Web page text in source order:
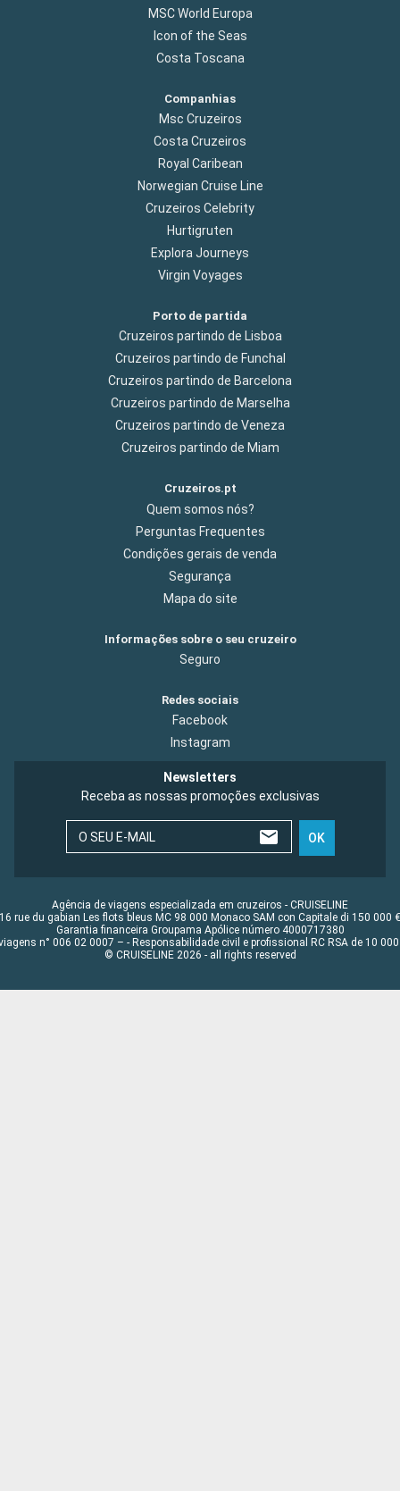
MSC World Europa
Icon of the Seas
Costa Toscana
Companhias
Msc Cruzeiros
Costa Cruzeiros
Royal Caribean
Norwegian Cruise Line
Cruzeiros Celebrity
Hurtigruten
Explora Journeys
Virgin Voyages
Porto de partida
Cruzeiros partindo de Lisboa
Cruzeiros partindo de Funchal
Cruzeiros partindo de Barcelona
Cruzeiros partindo de Marselha
Cruzeiros partindo de Veneza
Cruzeiros partindo de Miam
Cruzeiros.pt
Quem somos nós?
Perguntas Frequentes
Condições gerais de venda
Segurança
Mapa do site
Informações sobre o seu cruzeiro
Seguro
Redes sociais
Facebook
Instagram
Newsletters
Receba as nossas promoções exclusivas
O SEU E-MAIL OK
Agência de viagens especializada em cruzeiros - CRUISELINE
16 rue du gabian Les flots bleus MC 98 000 Monaco SAM con Capitale di 150 000 €
Garantia financeira Groupama Apólice número 4000717380
n° 006 02 0007 – - Responsabilidade civil e profissional RC RSA de 10 000
© CRUISELINE 2026 - all rights reserved